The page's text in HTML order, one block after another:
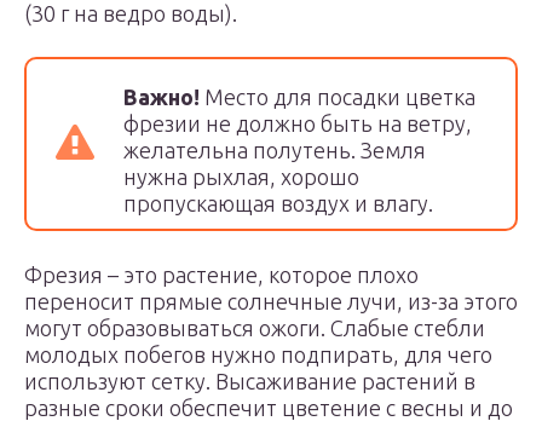
(30 г на ведро воды).
Важно! Место для посадки цветка
фрезии не должно быть на ветру,
желательна полутень. Земля
нужна рыхлая, хорошо
пропускающая воздух и влагу.
Фрезия – это растение, которое плохо
переносит прямые солнечные лучи, из-за этого
могут образовываться ожоги. Слабые стебли
молодых побегов нужно подпирать, для чего
используют сетку. Высаживание растений в
разные сроки обеспечит цветение с весны и до